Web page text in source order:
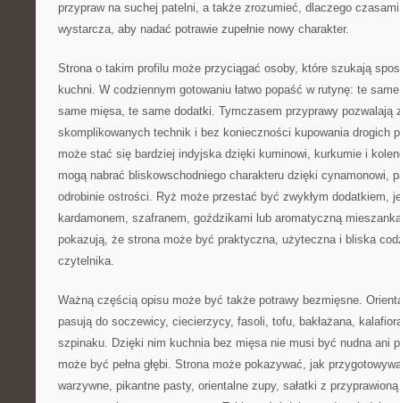
przypraw na suchej patelni, a także zrozumieć, dlaczego
wystarcza, aby nadać potrawie zupełnie nowy charakter.
Strona o takim profilu może przyciągać osoby, które szukają
kuchni. W codziennym gotowaniu łatwo popaść w rutynę: te
same mięsa, te same dodatki. Tymczasem przyprawy pozwalają
skomplikowanych technik i bez konieczności kupowania drogich
może stać się bardziej indyjska dzięki kuminowi, kurkumie i
mogą nabrać bliskowschodniego charakteru dzięki cynamonowi,
odrobinie ostrości. Ryż może przestać być zwykłym dodatkiem,
kardamonem, szafranem, goździkami lub aromatyczną
pokazują, że strona może być praktyczna, użyteczna i bliska
czytelnika.
Ważną częścią opisu może być także potrawy bezmięsne.
pasują do soczewicy, ciecierzycy, fasoli, tofu, bakłażana,
szpinaku. Dzięki nim kuchnia bez mięsa nie musi być nudna ani
może być pełna głębi. Strona może pokazywać, jak
warzywne, pikantne pasty, orientalne zupy, sałatki z